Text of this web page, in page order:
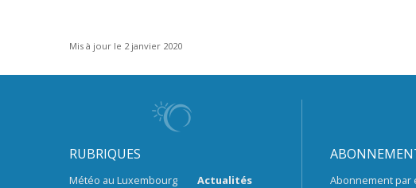
Mis à jour le 2 janvier 2020
RUBRIQUES
Météo au Luxembourg
Actualités
Abonnement par